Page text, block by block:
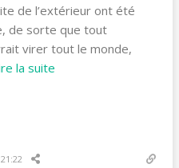
de l’extérieur ont été
de sorte que tout
virer tout le monde,
la suite